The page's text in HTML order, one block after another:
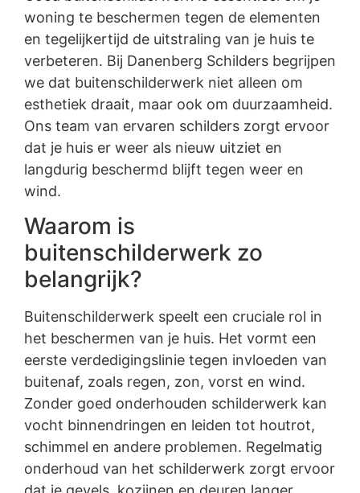
woning te beschermen tegen de elementen
en tegelijkertijd de uitstraling van je huis te
verbeteren. Bij Danenberg Schilders begrijpen
we dat buitenschilderwerk niet alleen om
esthetiek draait, maar ook om duurzaamheid.
Ons team van ervaren schilders zorgt ervoor
dat je huis er weer als nieuw uitziet en
langdurig beschermd blijft tegen weer en
wind.
Waarom is
buitenschilderwerk zo
belangrijk?
Buitenschilderwerk speelt een cruciale rol in
het beschermen van je huis. Het vormt een
eerste verdedigingslinie tegen invloeden van
buitenaf, zoals regen, zon, vorst en wind.
Zonder goed onderhouden schilderwerk kan
vocht binnendringen en leiden tot houtrot,
schimmel en andere problemen. Regelmatig
onderhoud van het schilderwerk zorgt ervoor